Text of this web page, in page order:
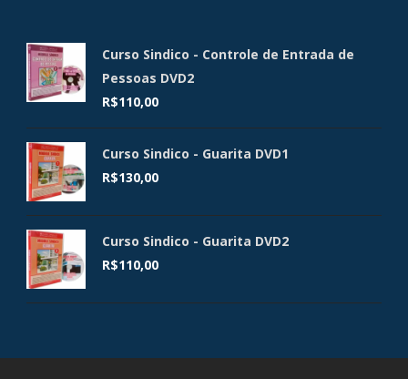
Curso Sindico - Controle de Entrada de
Pessoas DVD2
R$110,00
Curso Sindico - Guarita DVD1
R$130,00
Curso Sindico - Guarita DVD2
R$110,00